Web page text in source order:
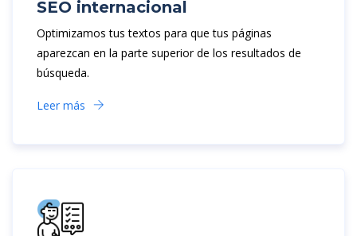
SEO internacional
Optimizamos tus textos para que tus páginas
aparezcan en la parte superior de los resultados de
búsqueda.
Leer más